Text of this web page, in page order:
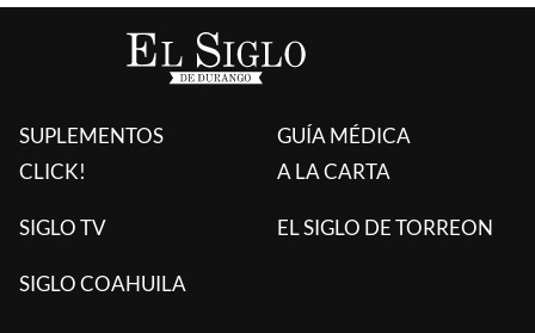
SUPLEMENTOS
CLICK!
GUÍA MÉDICA
A LA CARTA
SIGLO TV EL SIGLO DE TORREON
SIGLO COAHUILA